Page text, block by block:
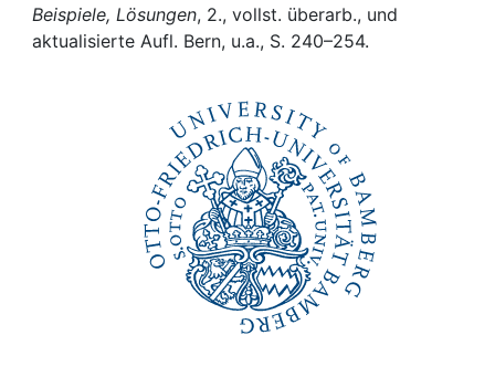
Help
Beispiele, Lösungen, 2., vollst. überarb., und
aktualisierte Aufl. Bern, u.a., S. 240–254.